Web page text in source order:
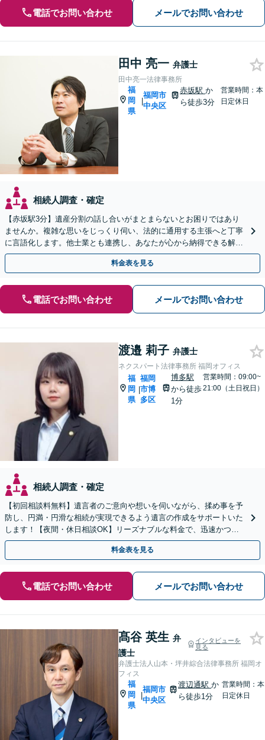
電話でお問い合わせ メールでお問い合わせ
田中 亮一 弁護士
田中亮一法律事務所
福
岡
県
|
福岡市
中央区
赤坂駅 か
ら徒歩3分
営業時間：本
日定休日
相続人調査・確定
【赤坂駅3分】遺産分割の話し合いがまとまらないとお困りではあり
ませんか。複雑な思いをじっくり伺い、法的に通用する主張へと丁寧
に言語化します。他士業とも連携し、あなたが心から納得できる解決
を目指します。【初回相談無料】
料金表を見る
電話でお問い合わせ メールでお問い合わせ
渡邉 莉子 弁護士
ネクスパート法律事務所 福岡オフィス
福
岡
県
|
福岡
市博
多区
博多駅
から徒歩
1分
営業時間：09:00~
21:00（土日祝日）
相続人調査・確定
【初回相談料無料】遺言者のご意向や想いを伺いながら、揉め事を予
防し、円満・円滑な相続が実現できるよう遺言の作成をサポートいた
します！【夜間・休日相談OK】リーズナブルな料金で、迅速かつス
ピーディーにまごころを持って対応させて頂きます。
料金表を見る
電話でお問い合わせ メールでお問い合わせ
髙谷 英生 弁
護士
インタビューを
見る
弁護士法人山本・坪井綜合法律事務所 福岡オ
フィス
福
岡
県
|
福岡市
中央区
渡辺通駅か
ら徒歩1分
営業時間：本
日定休日